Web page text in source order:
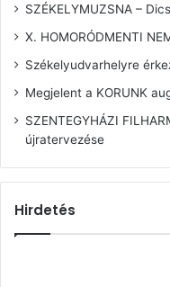
SZÉKELYMUZSNA –
X. HOMORÓDMENTI
Székelyudvarhelyre
Megjelent a KORUNK
SZENTEGYHÁZI
újratervezése
Hirdetés